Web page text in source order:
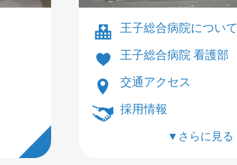
王子総合病院について
王子総合病院 看護部
交通アクセス
採用情報
▼さらに見る